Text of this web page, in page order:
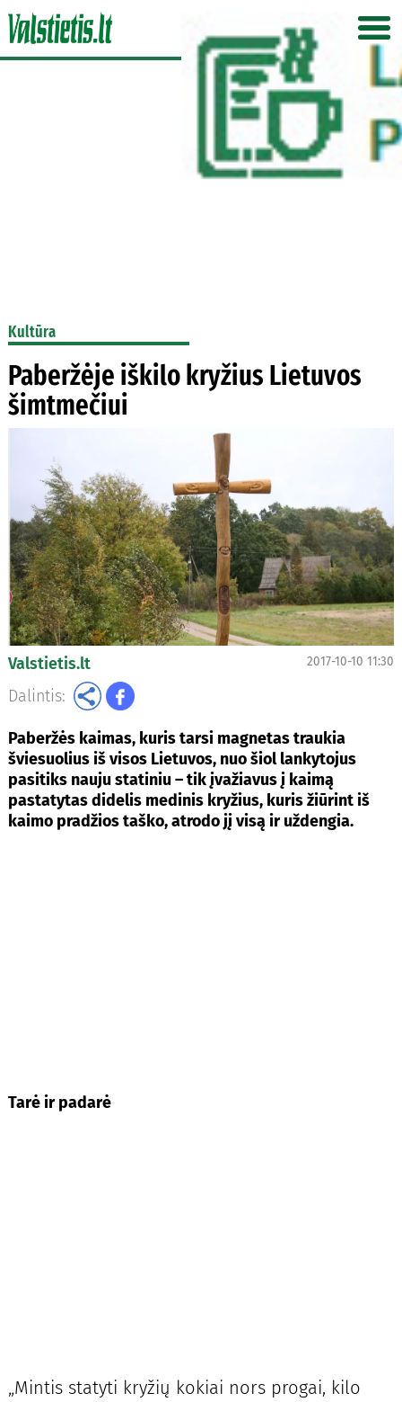
Kultūra
Paberžėje iškilo kryžius Lietuvos
šimtmečiui
Valstietis.lt 2017-10-10 11:30
Dalintis:
Paberžės kaimas, kuris tarsi magnetas traukia
šviesuolius iš visos Lietuvos, nuo šiol lankytojus
pasitiks nauju statiniu – tik įvažiavus į kaimą
pastatytas didelis medinis kryžius, kuris žiūrint iš
kaimo pradžios taško, atrodo jį visą ir uždengia.
Tarė ir padarė
„Mintis statyti kryžių kokiai nors progai, kilo